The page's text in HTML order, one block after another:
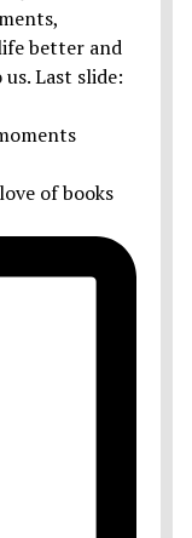
of books